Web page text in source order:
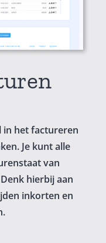
in het factureren
Je kunt alle
van
hierbij aan
inkorten en